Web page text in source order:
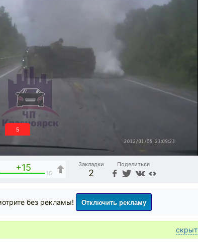
4
+15
15
Закладки
2
Поделиться
без рекламы! Отключить рекламу